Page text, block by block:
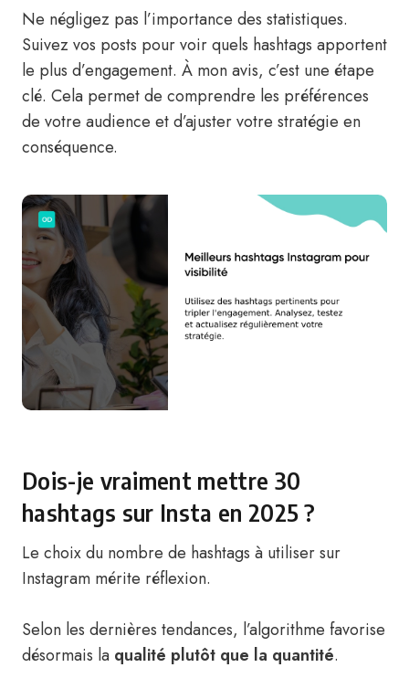
Ne négligez pas l’importance des statistiques.
Suivez vos posts pour voir quels hashtags apportent
le plus d’engagement. À mon avis, c’est une étape
clé. Cela permet de comprendre les préférences
de votre audience et d’ajuster votre stratégie en
conséquence.
Dois-je vraiment mettre 30
hashtags sur Insta en 2025 ?
Le choix du nombre de hashtags à utiliser sur
Instagram mérite réflexion.
Selon les dernières tendances, l’algorithme favorise
désormais la qualité plutôt que la quantité.